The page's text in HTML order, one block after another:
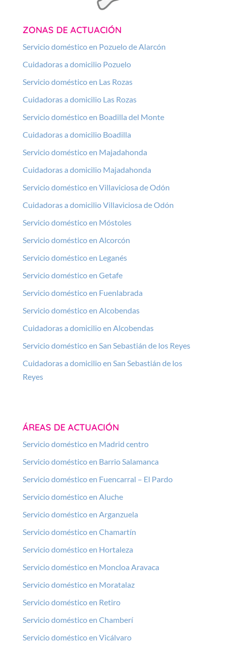
ZONAS DE ACTUACIÓN
Servicio doméstico en Pozuelo de Alarcón
Cuidadoras a domicilio Pozuelo
Servicio doméstico en Las Rozas
Cuidadoras a domicilio Las Rozas
Servicio doméstico en Boadilla del Monte
Cuidadoras a domicilio Boadilla
Servicio doméstico en Majadahonda
Cuidadoras a domicilio Majadahonda
Servicio doméstico en Villaviciosa de Odón
Cuidadoras a domicilio Villaviciosa de Odón
Servicio doméstico en Móstoles
Servicio doméstico en Alcorcón
Servicio doméstico en Leganés
Servicio doméstico en Getafe
Servicio doméstico en Fuenlabrada
Servicio doméstico en Alcobendas
Cuidadoras a domicilio en Alcobendas
Servicio doméstico en San Sebastián de los Reyes
Cuidadoras a domicilio en San Sebastián de los
Reyes
ÁREAS DE ACTUACIÓN
Servicio doméstico en Madrid centro
Servicio doméstico en Barrio Salamanca
Servicio doméstico en Fuencarral – El Pardo
Servicio doméstico en Aluche
Servicio doméstico en Arganzuela
Servicio doméstico en Chamartín
Servicio doméstico en Hortaleza
Servicio doméstico en Moncloa Aravaca
Servicio doméstico en Moratalaz
Servicio doméstico en Retiro
Servicio doméstico en Chamberí
Servicio doméstico en Vicálvaro